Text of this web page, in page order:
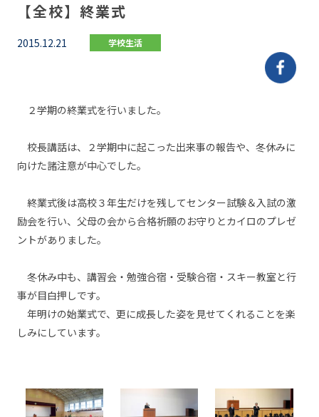
【全校】終業式
2015.12.21 学校生活
２学期の終業式を行いました。
校長講話は、２学期中に起こった出来事の報告や、冬休みに
向けた諸注意が中心でした。
終業式後は高校３年生だけを残してセンター試験＆入試の激
励会を行い、父母の会から合格祈願のお守りとカイロのプレゼ
ントがありました。
冬休み中も、講習会・勉強合宿・受験合宿・スキー教室と行
事が目白押しです。
年明けの始業式で、更に成長した姿を見せてくれることを楽
しみにしています。